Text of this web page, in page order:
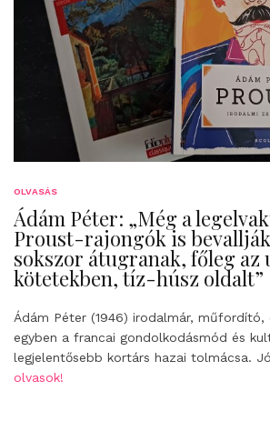
OLVASÁS
Ádám Péter: „Még a
Proust-rajongók is
sokszor átugranak, főleg az
kötetekben, tíz-húsz oldalt”
Ádám Péter (1946) irodalmár,
egyben a francai gondolkodásmód és
legjelentősebb kortárs hazai tolmácsa.
olvasok!